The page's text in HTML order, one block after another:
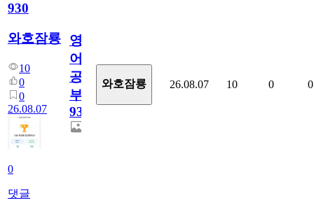
930
와호잠룡
10
0
0
26.08.07
0
댓글
영
어
공
부
930
와호잠룡 26.08.07 10 0 0